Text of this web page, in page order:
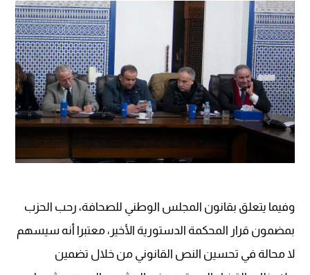
وفيما يتعلق بقانون المجلس الوطني للصحافة، رحب الحزب
بمضمون قرار المحكمة الدستورية الأخير، معتبرا أنه سيسهم
لا محالة في تحسين النص القانوني من خلال تضمين